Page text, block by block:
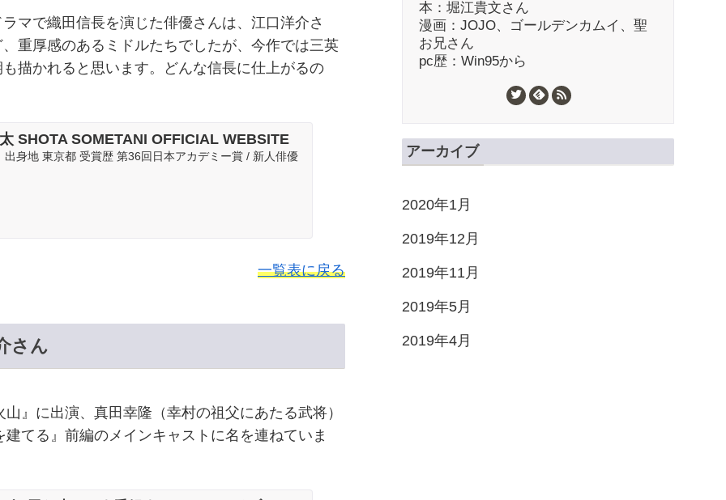
マで織田信長を演じた俳優さんは、江口洋介さ
重厚感のあるミドルたちでしたが、今作では三英
描かれると思います。どんな信長に仕上がるの
SHOTA SOMETANI OFFICIAL WEBSITE
身地 東京都 受賞歴 第36回日本アカデミー賞 / 新人俳優
一覧表に戻る
さん
』に出演、真田幸隆（幸村の祖父にあたる武将）
てる』前編のメインキャストに名を連ねていま
本：堀江貴文さん
漫画：JOJO、ゴールデンカムイ、聖
お兄さん
pc歴：Win95から
アーカイブ
2020年1月
2019年12月
2019年11月
2019年5月
2019年4月